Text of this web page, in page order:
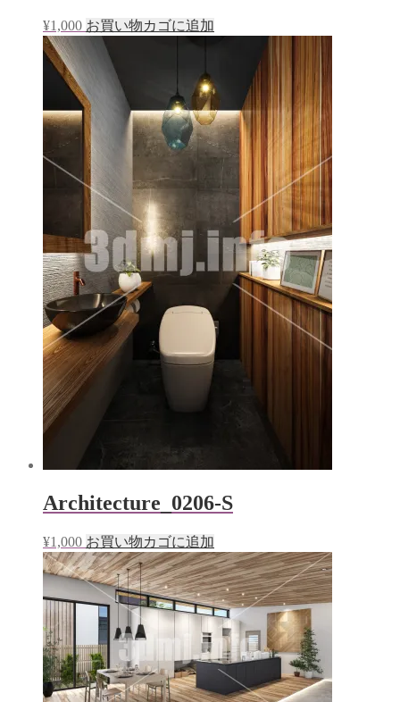
¥1,000 お買い物カゴに追加
Architecture_0206-S
¥1,000 お買い物カゴに追加